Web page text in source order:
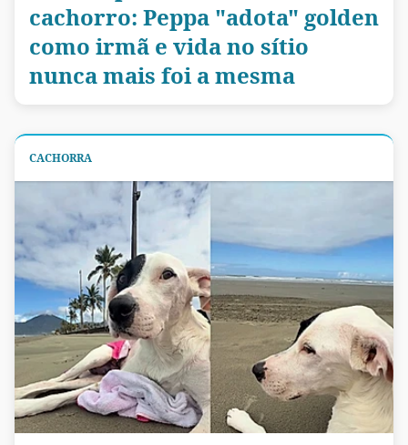
cachorro: Peppa "adota" golden
como irmã e vida no sítio
nunca mais foi a mesma
CACHORRA